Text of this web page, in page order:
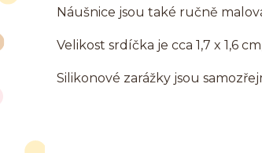
Náušnice jsou také ručně
Velikost srdíčka je cca 1,7 x 1,6
Silikonové zarážky jsou